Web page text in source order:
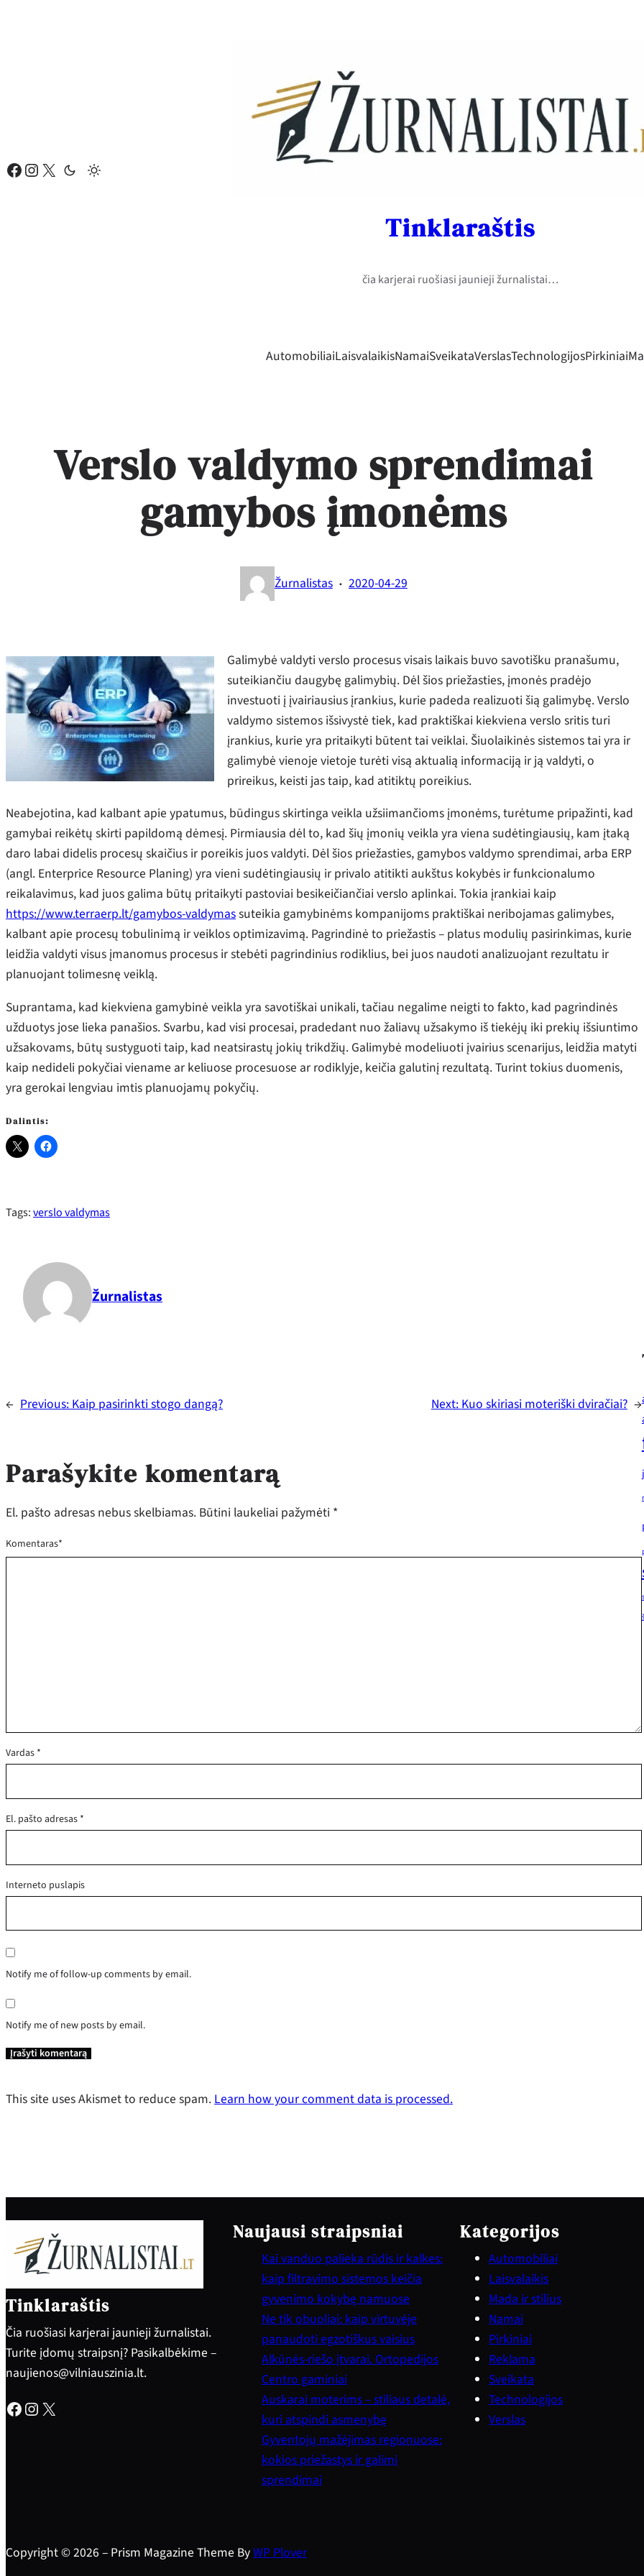
Facebook Instagram X
Tinklaraštis
čia karjerai ruošiasi jaunieji žurnalistai…
AutomobiliaiLaisvalaikisNamaiSveikataVerslasTechnologijosPirkiniai
Verslo valdymo sprendimai
gamybos įmonėms
Žurnalistas · 2020-04-29
Galimybė valdyti verslo procesus visais laikais buvo savotišku pranašumu,
suteikiančiu daugybę galimybių. Dėl šios priežasties, įmonės pradėjo
investuoti į įvairiausius įrankius, kurie padeda realizuoti šią galimybę. Verslo
valdymo sistemos išsivystė tiek, kad praktiškai kiekviena verslo sritis turi
įrankius, kurie yra pritaikyti būtent tai veiklai. Šiuolaikinės sistemos tai yra ir
galimybė vienoje vietoje turėti visą aktualią informaciją ir ją valdyti, o
prireikus, keisti jas taip, kad atitiktų poreikius.
Neabejotina, kad kalbant apie ypatumus, būdingus skirtinga veikla užsiimančioms įmonėms, turėtume pripažinti, kad
gamybai reikėtų skirti papildomą dėmesį. Pirmiausia dėl to, kad šių įmonių veikla yra viena sudėtingiausių, kam įtaką
daro labai didelis procesų skaičius ir poreikis juos valdyti. Dėl šios priežasties, gamybos valdymo sprendimai, arba ERP
(angl. Enterprice Resource Planing) yra vieni sudėtingiausių ir privalo atitikti aukštus kokybės ir funkcionalumo
reikalavimus, kad juos galima būtų pritaikyti pastoviai besikeičiančiai verslo aplinkai. Tokia įrankiai kaip
https://www.terraerp.lt/gamybos-valdymassuteikia gamybinėms kompanijoms praktiškai neribojamas galimybes,
kalbant apie procesų tobulinimą ir veiklos optimizavimą. Pagrindinė to priežastis – platus modulių pasirinkimas, kurie
leidžia valdyti visus įmanomus procesus ir stebėti pagrindinius rodiklius, bei juos naudoti analizuojant rezultatu ir
planuojant tolimesnę veiklą.
Suprantama, kad kiekviena gamybinė veikla yra savotiškai unikali, tačiau negalime neigti to fakto, kad pagrindinės
užduotys jose lieka panašios. Svarbu, kad visi procesai, pradedant nuo žaliavų užsakymo iš tiekėjų iki prekių išsiuntimo
užsakovams, būtų sustyguoti taip, kad neatsirastų jokių trikdžių. Galimybė modeliuoti įvairius scenarijus, leidžia matyti
kaip nedideli pokyčiai viename ar keliuose procesuose ar rodiklyje, keičia galutinį rezultatą. Turint tokius duomenis,
yra gerokai lengviau imtis planuojamų pokyčių.
Dalintis:
Tags:verslo valdymas
Žurnalistas
← Previous:Kaip pasirinkti stogo dangą? Next:Kuo skiriasi moteriški dviračiai? →
Parašykite komentarą
El. pašto adresas nebus skelbiamas. Būtini laukeliai pažymėti *
Komentaras*
Vardas *
El. pašto adresas *
Interneto puslapis
Notify me of follow-up comments by email.
Notify me of new posts by email.
This site uses Akismet to reduce spam.Learn how your comment data is processed.
Tinklaraštis
Čia ruošiasi karjerai jaunieji žurnalistai.
Turite įdomų straipsnį? Pasikalbėkime –
naujienos@vilniauszinia.lt.
Facebook Instagram X
Naujausi straipsniai
Kai vanduo palieka rūdis ir kalkes:
kaip filtravimo sistemos keičia
gyvenimo kokybę namuose
Ne tik obuoliai: kaip virtuvėje
panaudoti egzotiškus vaisius
Alkūnės-riešo įtvarai. Ortopedijos
Centro gaminiai
Auskarai moterims – stiliaus detalė,
kuri atspindi asmenybę
Gyventojų mažėjimas regionuose:
kokios priežastys ir galimi
sprendimai
Kategorijos
Automobiliai
Laisvalaikis
Mada ir stilius
Namai
Pirkiniai
Reklama
Sveikata
Technologijos
Verslas
Copyright © 2026 – Prism Magazine Theme ByWP Plover